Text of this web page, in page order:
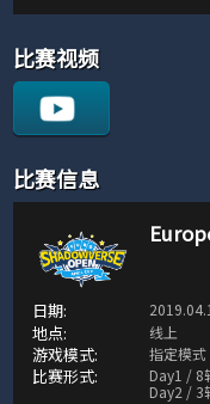
比赛视频
比赛信息
线上
指定模
Day1 / 8
Day2 / 3